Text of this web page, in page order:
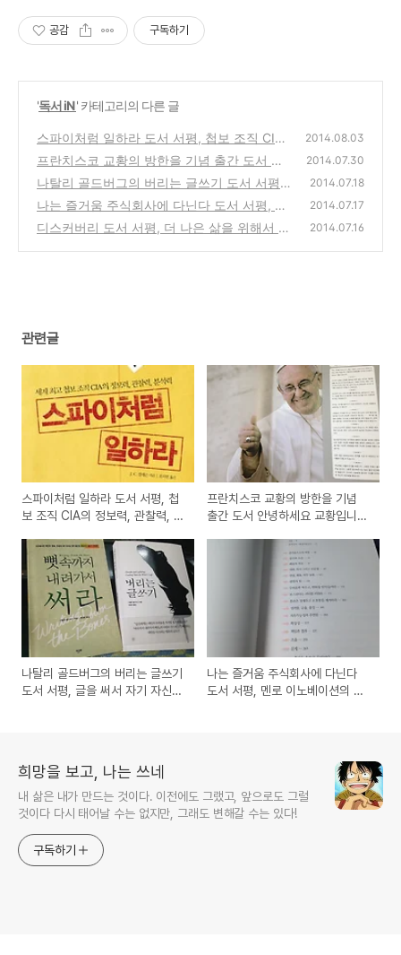
공감 구독하기
'독서 iN' 카테고리의 다른 글
스파이처럼 일하라 도서 서평, 첩보 조직 CIA
의 정보력, 관찰력, 분석력
(0)
2014.08.03
프란치스코 교황의 방한을 기념 출간 도서 안
녕하세요 교황입니다 책 서평
(0)
2014.07.30
나탈리 골드버그의 버리는 글쓰기 도서 서평,
글을 써서 자기 자신을 찾아가는 방법은?
2014.07.18
나는 즐거움 주식회사에 다닌다 도서 서평, 멘
로 이노베이션의 행복한 직장만들기 방법
(0)
2014.07.17
디스커버리 도서 서평, 더 나은 삶을 위해서 우
2014.07.16
관련글
스파이처럼 일하라 도서 서평, 첩
보 조직 CIA의 정보력, 관찰력, 분
프란치스코 교황의 방한을 기념
출간 도서 안녕하세요 교황입니다
나탈리 골드버그의 버리는 글쓰기
도서 서평, 글을 써서 자기 자신을
나는 즐거움 주식회사에 다닌다
도서 서평, 멘로 이노베이션의 행
희망을 보고, 나는 쓰네
내 삶은 내가 만드는 것이다. 이전에도 그랬고, 앞으로도 그럴
것이다 다시 태어날 수는 없지만, 그래도 변해갈 수는 있다!
구독하기